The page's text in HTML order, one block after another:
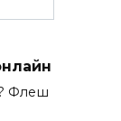
Флеш